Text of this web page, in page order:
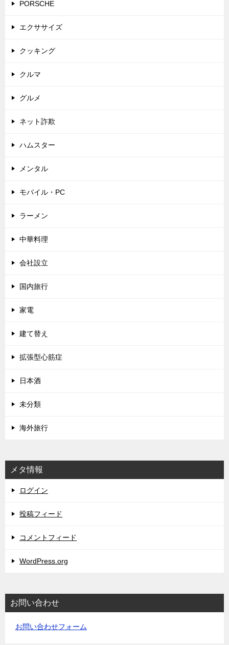
PORSCHE
エクササイズ
クッキング
クルマ
グルメ
ネット詐欺
ハムスター
メンタル
モバイル・PC
ラーメン
中華料理
会社設立
国内旅行
家電
建て替え
拡張型心筋症
日本酒
未分類
海外旅行
メタ情報
ログイン
投稿フィード
コメントフィード
WordPress.org
お問い合わせ
お問い合わせフォーム